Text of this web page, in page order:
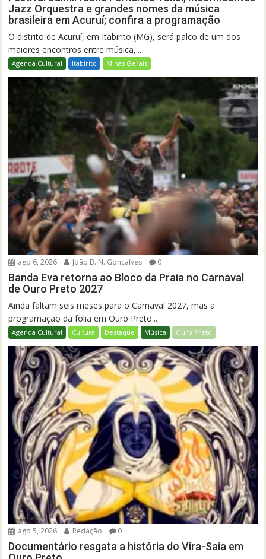
Jazz Orquestra e grandes nomes da música
brasileira em Acuruí; confira a programação
O distrito de Acuruí, em Itabirito (MG), será palco de um dos
maiores encontros entre música,...
Agenda Cultural Itabirito Minas Gerais
ago 6, 2026 João B. N. Gonçalves 0
Banda Eva retorna ao Bloco da Praia no Carnaval
de Ouro Preto 2027
Ainda faltam seis meses para o Carnaval 2027, mas a
programação da folia em Ouro Preto...
Agenda Cultural Cultura Destaque Música Ouro Preto
ago 5, 2026 Redação 0
Documentário resgata a história do Vira-Saia em